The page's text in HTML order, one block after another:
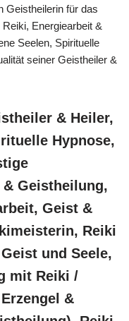
Geistheilerin für das
Energiearbeit &
Seelen, Spirituelle
seiner Geistheiler &
& Heiler,
Hypnose,
Geistheilung,
Geist &
Reiki
und Seele,
mit Reiki /
&